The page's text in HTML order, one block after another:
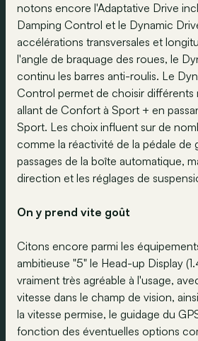
notons encore l'Adaptative Drive
Damping Control et le Dynamic
accélérations transversales et
l'angle de braquage des roues, le
continu les barres anti-roulis. Le
Control permet de choisir
allant de Confort à Sport + en
Sport. Les choix influent sur de
comme la réactivité de la pédale de
passages de la boîte automatique,
direction et les réglages de
On y prend vite goût
Citons encore parmi les
ambitieuse "5" le Head-up Display
vraiment très agréable à l'usage,
vitesse dans le champ de vision,
la vitesse permise, le guidage du
fonction des éventuelles options